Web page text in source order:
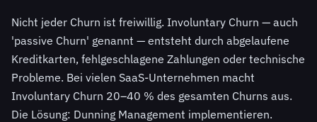
Nicht jeder Churn ist freiwillig. Involuntary Churn — auch
'passive Churn' genannt — entsteht durch abgelaufene
Kreditkarten, fehlgeschlagene Zahlungen oder technische
Probleme. Bei vielen SaaS-Unternehmen macht
Involuntary Churn 20–40 % des gesamten Churns aus.
Die Lösung: Dunning Management implementieren.